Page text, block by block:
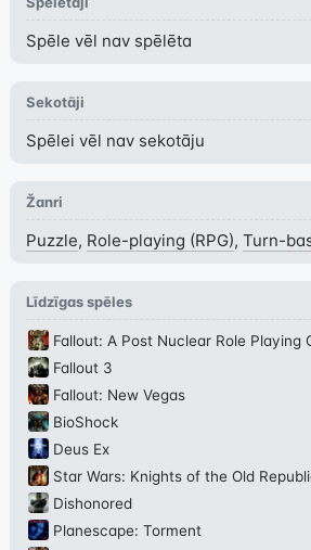
Spēle vēl nav spēlēta
Sekotāji
Spēlei vēl nav sekotāju
Žanri
Puzzle, Role-playing (RPG), Turn-
Līdzīgas spēles
Fallout: A Post Nuclear Role Playing
Fallout 3
Fallout: New Vegas
BioShock
Deus Ex
Star Wars: Knights of the Old
Dishonored
Planescape: Torment